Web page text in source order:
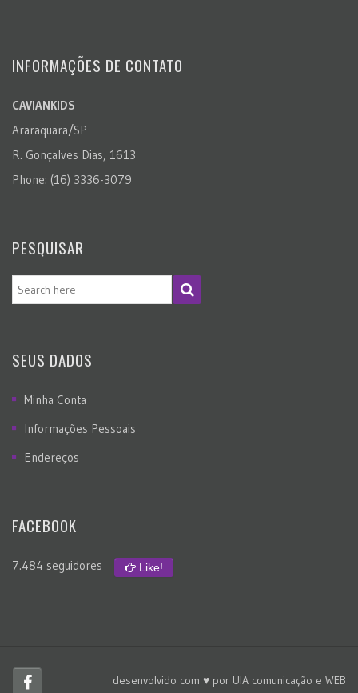
INFORMAÇÕES DE CONTATO
CAVIANKIDS
Araraquara/SP
R. Gonçalves Dias, 1613
Phone: (16) 3336-3079
PESQUISAR
SEUS DADOS
Minha Conta
Informações Pessoais
Endereços
FACEBOOK
7.484 seguidores Like!
desenvolvido com ♥ por UIA comunicação e WEB